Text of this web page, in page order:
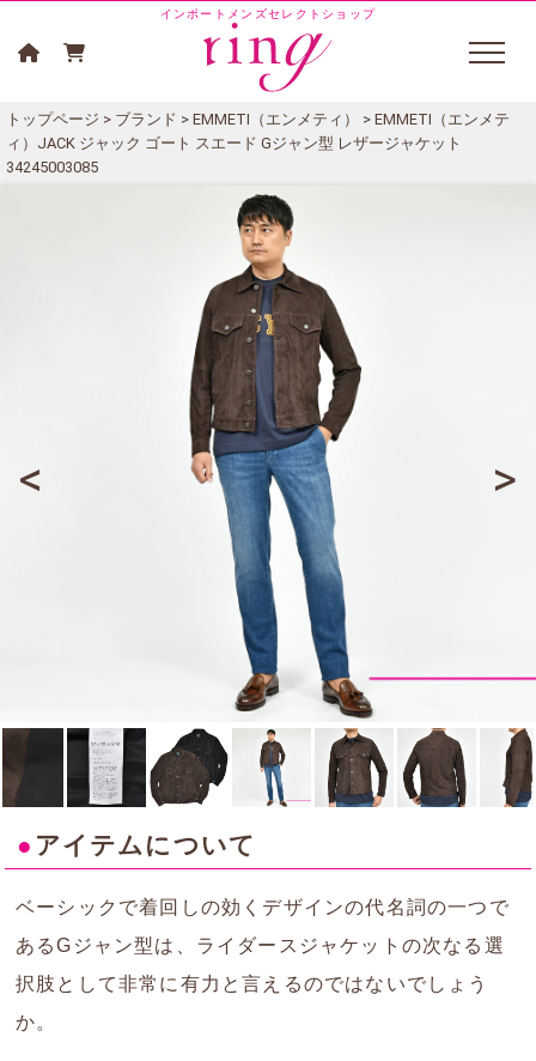
インポートメンズセレクトショップ
トップページ > ブランド > EMMETI（エンメティ）
> EMMETI（エンメテ
ィ）JACK ジャック ゴート スエード Gジャン型 レザージャケット
34245003085
● アイテムについて
ベーシックで着回しの効くデザインの代名詞の一つで
あるGジャン型は、ライダースジャケットの次なる選
択肢として非常に有力と言えるのではないでしょう
か。